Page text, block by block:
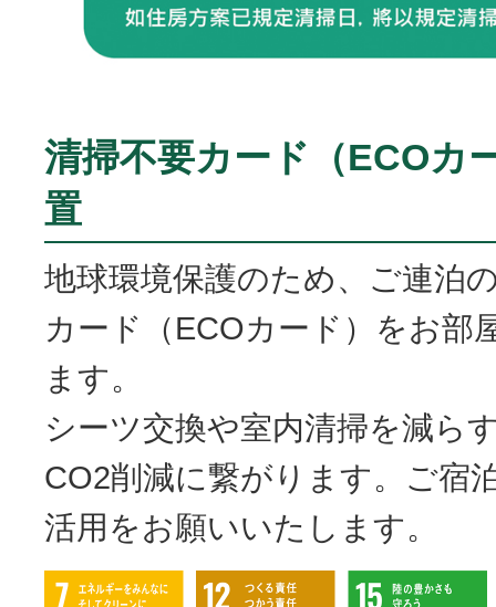
清掃不要カード（ECOカ
置
地球環境保護のため、ご連泊
カード（ECOカード）をお部
ます。
シーツ交換や室内清掃を減ら
CO2削減に繋がります。ご宿
活用をお願いいたします。